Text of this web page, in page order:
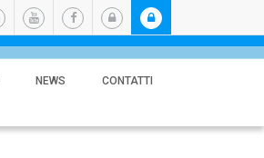
NEWS CONTATTI